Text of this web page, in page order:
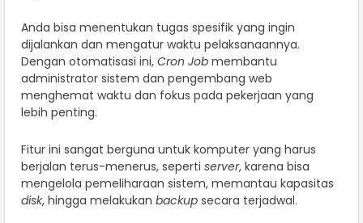
Anda bisa menentukan tugas spesifik yang ingin
dijalankan dan mengatur waktu pelaksanaannya.
Dengan otomatisasi ini, Cron Job membantu
administrator sistem dan pengembang web
menghemat waktu dan fokus pada pekerjaan yang
lebih penting.
Fitur ini sangat berguna untuk komputer yang harus
berjalan terus-menerus, seperti server, karena bisa
mengelola pemeliharaan sistem, memantau kapasitas
disk, hingga melakukan backup secara terjadwal.